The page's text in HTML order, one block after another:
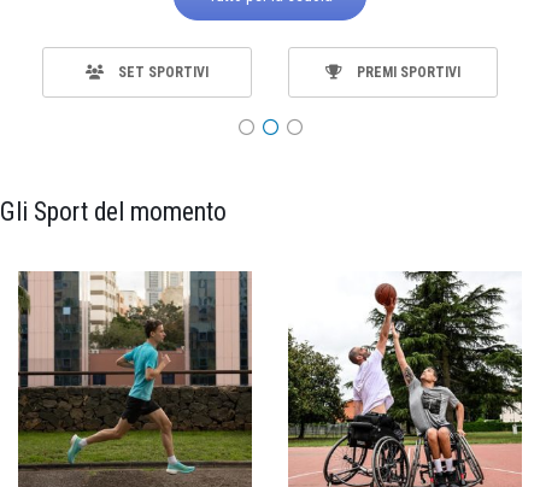
SET SPORTIVI PREMI SPORTIVI
Gli Sport del momento